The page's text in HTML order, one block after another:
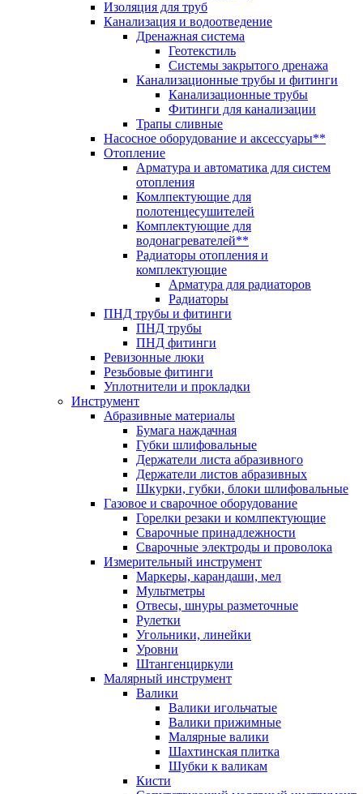
Изоляция для труб
Канализация и водоотведение
Дренажная система
Геотекстиль
Системы закрытого дренажа
Канализационные трубы и фитинги
Канализационные трубы
Фитинги для канализации
Трапы сливные
Насосное оборудование и аксессуары**
Отопление
Арматура и автоматика для систем
отопления
Комлпектующие для
полотенцесушителей
Комплектующие для
водонагревателей**
Радиаторы отопления и
комплектующие
Арматура для радиаторов
Радиаторы
ПНД трубы и фитинги
ПНД трубы
ПНД фитинги
Ревизонные люки
Резьбовые фитинги
Уплотнители и прокладки
Инструмент
Абразивные материалы
Бумага наждачная
Губки шлифовальные
Держатели листа абразивного
Держатели листов абразивных
Шкурки, губки, блоки шлифовальные
Газовое и сварочное оборудование
Горелки резаки и комлпектующие
Сварочные принадлежности
Сварочные электроды и проволока
Измерительный инструмент
Маркеры, карандаши, мел
Мультметры
Отвесы, шнуры разметочные
Рулетки
Угольники, линейки
Уровни
Штангенциркули
Малярный инструмент
Валики
Валики игольчатые
Валики прижимные
Малярные валики
Шахтинская плитка
Шубки к валикам
Кисти